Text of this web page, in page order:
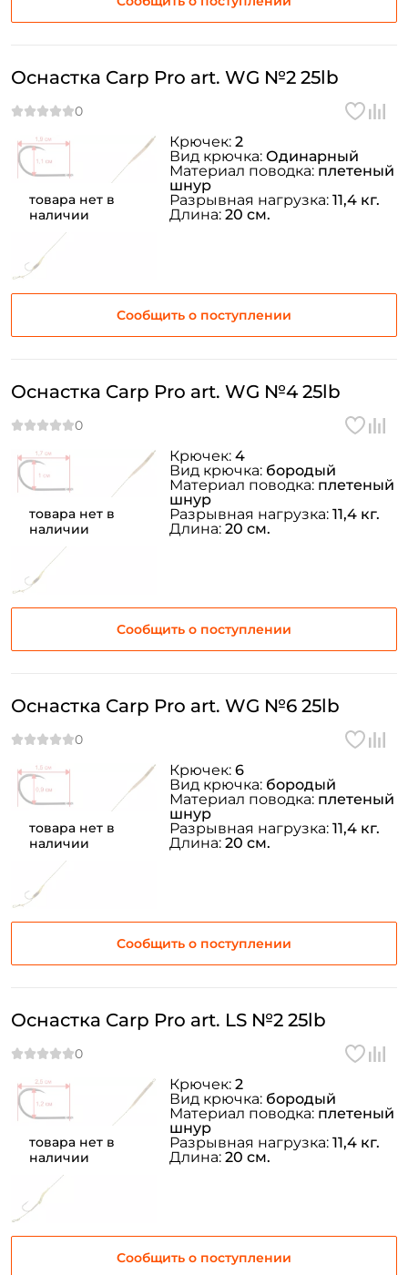
товара нет в
наличии
Оснастка Carp Pro art. WG №2 25lb
Сообщить о поступлении
Крючек: 2
Вид крючка: Одинарный
Материал поводка: плетеный
шнур
Разрывная нагрузка: 11,4 кг.
Длина: 20 см.
товара нет в
наличии
Оснастка Carp Pro art. WG №4 25lb
Сообщить о поступлении
Крючек: 4
Вид крючка: бородый
Материал поводка: плетеный
шнур
Разрывная нагрузка: 11,4 кг.
Длина: 20 см.
товара нет в
наличии
Оснастка Carp Pro art. WG №6 25lb
Сообщить о поступлении
Крючек: 6
Вид крючка: бородый
Материал поводка: плетеный
шнур
Разрывная нагрузка: 11,4 кг.
Длина: 20 см.
товара нет в
наличии
Оснастка Carp Pro art. LS №2 25lb
Сообщить о поступлении
Крючек: 2
Вид крючка: бородый
Материал поводка: плетеный
шнур
Разрывная нагрузка: 11,4 кг.
Длина: 20 см.